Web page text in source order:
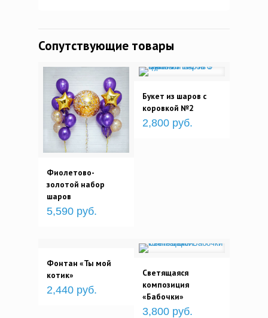
Сопутствующие товары
Фиолетово-
золотой набор
шаров
5,590 руб.
Букет из шаров с
коровкой №2
2,800 руб.
Фонтан «Ты мой
котик»
2,440 руб.
Светящаяся
композиция
«Бабочки»
3,800 руб.